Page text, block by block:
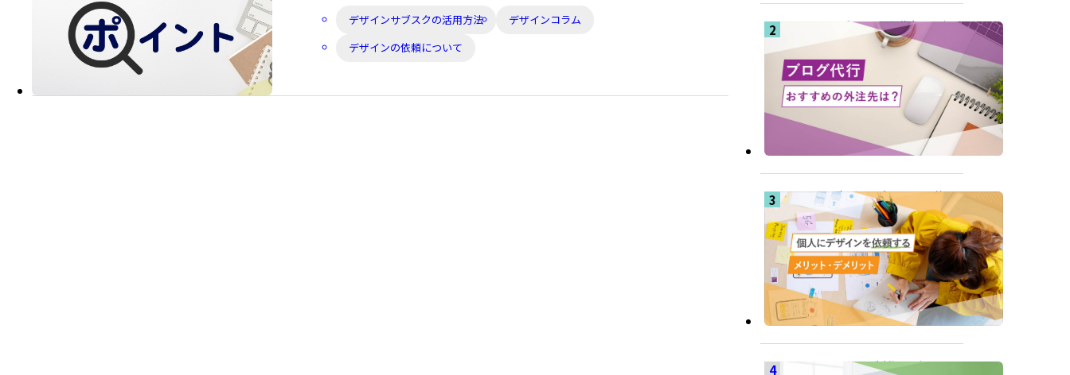
日:
日:
カ
テ
ゴ
リ
デザインサブスクの活用方法
デザインコラム
デザインの依頼について
ブログ記事代行はど
こに依頼するのがお
すすめ？費用が安く
てクオリティの高い
おすすめの外注先と
個人にデザインを依
頼するメリット・デ
メリットを徹底解説
バナー制作はどこに